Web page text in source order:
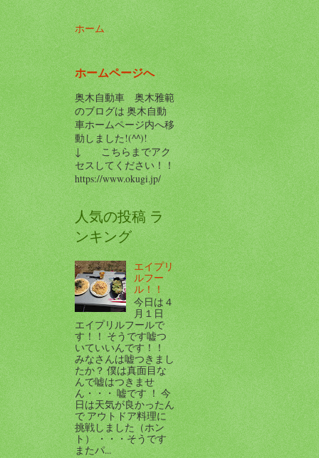
ホーム
ホームページへ
奥木自動車 奥木雅範
のブログは 奥木自動
車ホームページ内へ移
動しました!(^^)!
↓ こちらまでアク
セスしてください！！
https://www.okugi.jp/
人気の投稿 ラ
ンキング
エイプリ
ルフー
ル！！
今日は４
月１日
エイプリルフールで
す！！ そうです嘘つ
いていいんです！！
みなさんは嘘つきまし
たか？ 僕は真面目な
んで嘘はつきませ
ん・・・ 嘘です ！ 今
日は天気が良かったん
で アウトドア料理に
挑戦しました（ホン
ト） ・・・そうです
またパ...